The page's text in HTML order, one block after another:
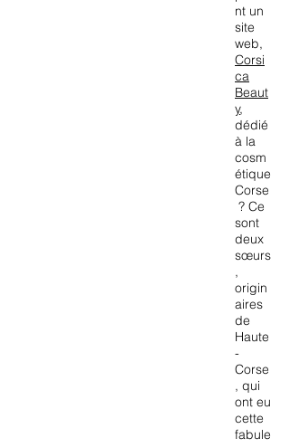
nt un
site
web,
Corsi
ca
Beaut
y,
dédié
à la
cosm
étique
Corse
? Ce
sont
deux
sœurs
,
origin
aires
de
Haute
-
Corse
, qui
ont eu
cette
fabule